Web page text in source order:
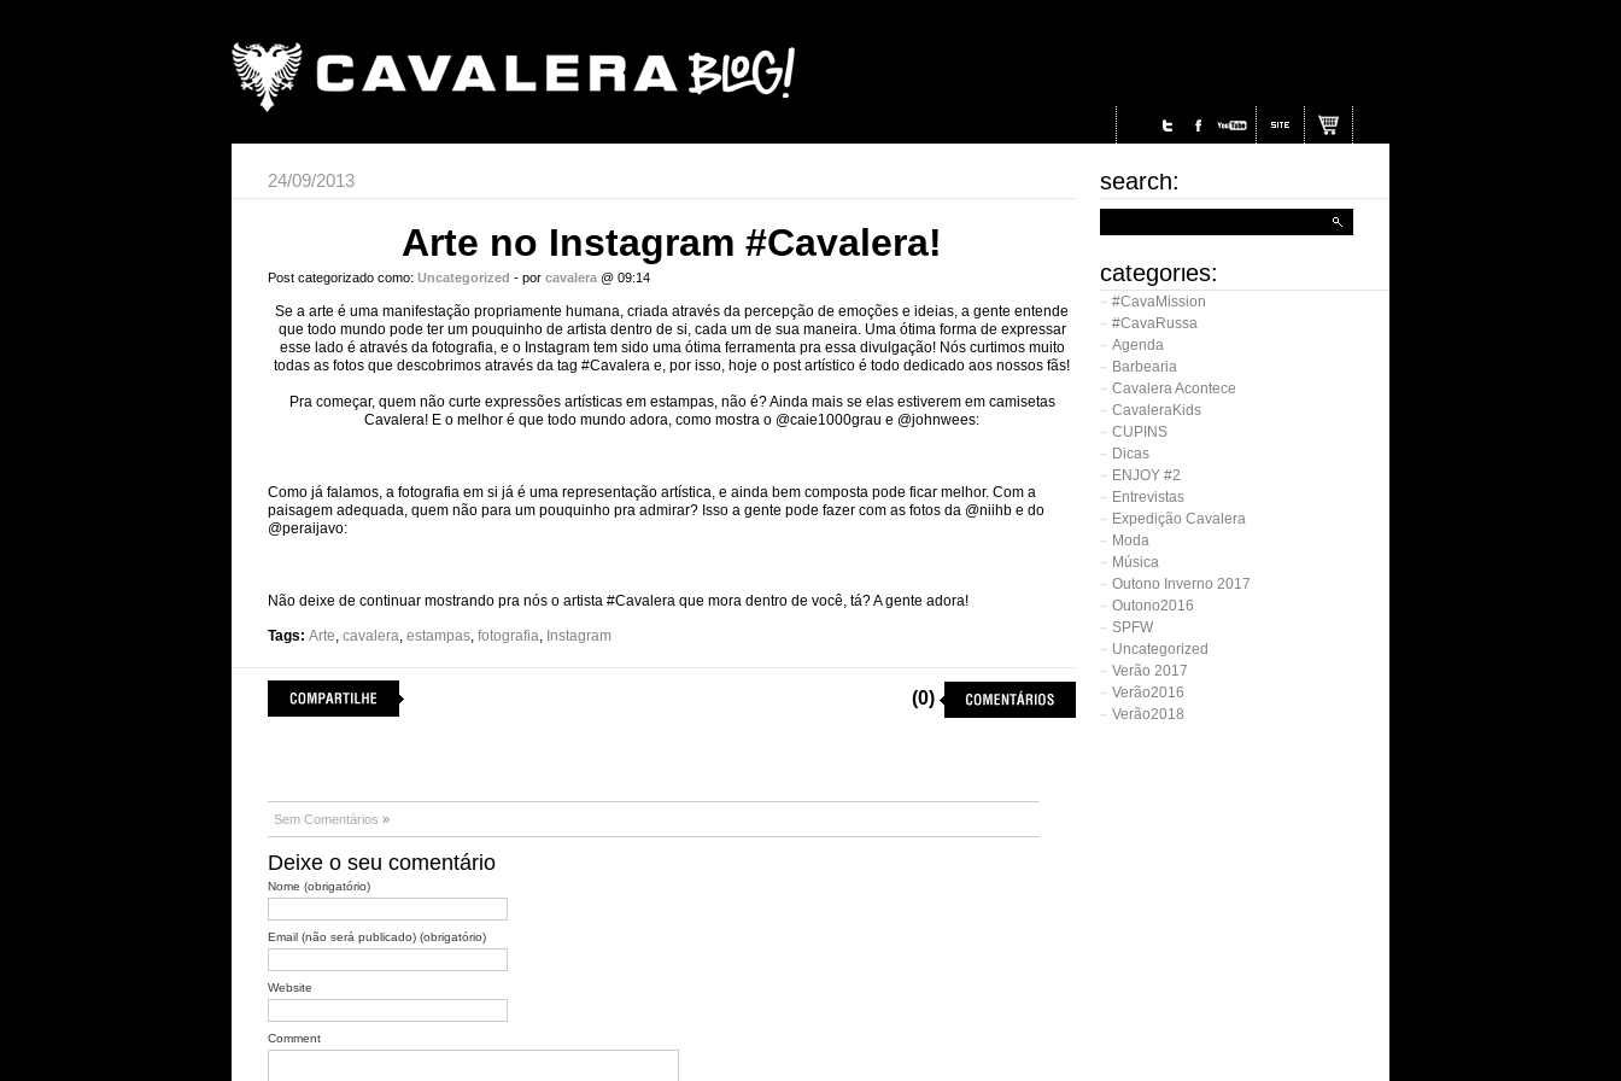
24/09/2013
Arte no Instagram #Cavalera!
Post categorizado como: Uncategorized - por cavalera @ 09:14
Se a arte é uma manifestação propriamente humana, criada através da percepção de emoções e ideias, a gente entende
que todo mundo pode ter um pouquinho de artista dentro de si, cada um de sua maneira. Uma ótima forma de expressar
esse lado é através da fotografia, e o Instagram tem sido uma ótima ferramenta pra essa divulgação! Nós curtimos muito
todas as fotos que descobrimos através da tag #Cavalera e, por isso, hoje o post artístico é todo dedicado aos nossos fãs!
Pra começar, quem não curte expressões artísticas em estampas, não é? Ainda mais se elas estiverem em camisetas
Cavalera! E o melhor é que todo mundo adora, como mostra o @caie1000grau e @johnwees:
Como já falamos, a fotografia em si já é uma representação artística, e ainda bem composta pode ficar melhor. Com a
paisagem adequada, quem não para um pouquinho pra admirar? Isso a gente pode fazer com as fotos da @niihb e do
@peraijavo:
Não deixe de continuar mostrando pra nós o artista #Cavalera que mora dentro de você, tá? A gente adora!
Tags: Arte, cavalera, estampas, fotografia, Instagram
(0)
Sem Comentários »
Deixe o seu comentário
Nome (obrigatório)
Email (não será publicado) (obrigatório)
Website
Comment
search:
categories:
#CavaMission
#CavaRussa
Agenda
Barbearia
Cavalera Acontece
CavaleraKids
CUPINS
Dicas
ENJOY #2
Entrevistas
Expedição Cavalera
Moda
Música
Outono Inverno 2017
Outono2016
SPFW
Uncategorized
Verão 2017
Verão2016
Verão2018